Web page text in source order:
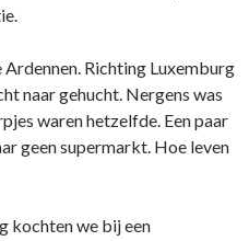
Richting Luxemburg
naar gehucht. Nergens was
waren hetzelfde. Een paar
geen supermarkt. Hoe leven
kochten we bij een